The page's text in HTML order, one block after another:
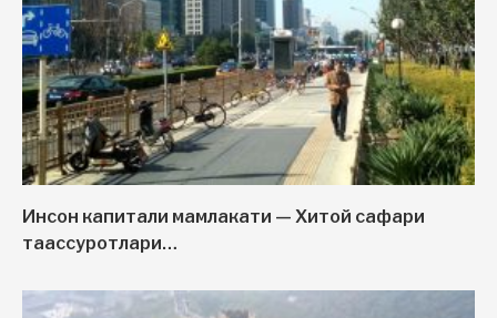
Инсон капитали мамлакати — Хитой сафари
таассуротлари…